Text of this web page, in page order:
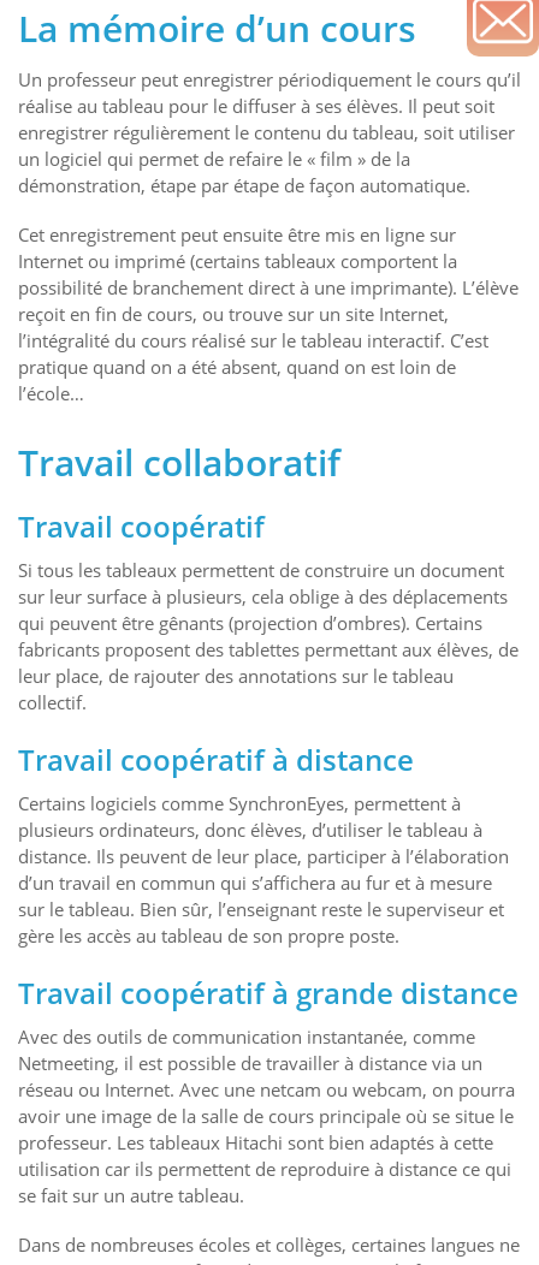
La mémoire d’un cours
Un professeur peut enregistrer périodiquement le cours qu’il
réalise au tableau pour le diffuser à ses élèves. Il peut soit
enregistrer régulièrement le contenu du tableau, soit utiliser
un logiciel qui permet de refaire le « film » de la
démonstration, étape par étape de façon automatique.
Cet enregistrement peut ensuite être mis en ligne sur
Internet ou imprimé (certains tableaux comportent la
possibilité de branchement direct à une imprimante). L’élève
reçoit en fin de cours, ou trouve sur un site Internet,
l’intégralité du cours réalisé sur le tableau interactif. C’est
pratique quand on a été absent, quand on est loin de
l’école…
Travail collaboratif
Travail coopératif
Si tous les tableaux permettent de construire un document
sur leur surface à plusieurs, cela oblige à des déplacements
qui peuvent être gênants (projection d’ombres). Certains
fabricants proposent des tablettes permettant aux élèves, de
leur place, de rajouter des annotations sur le tableau
collectif.
Travail coopératif à distance
Certains logiciels comme SynchronEyes, permettent à
plusieurs ordinateurs, donc élèves, d’utiliser le tableau à
distance. Ils peuvent de leur place, participer à l’élaboration
d’un travail en commun qui s’affichera au fur et à mesure
sur le tableau. Bien sûr, l’enseignant reste le superviseur et
gère les accès au tableau de son propre poste.
Travail coopératif à grande distance
Avec des outils de communication instantanée, comme
Netmeeting, il est possible de travailler à distance via un
réseau ou Internet. Avec une netcam ou webcam, on pourra
avoir une image de la salle de cours principale où se situe le
professeur. Les tableaux Hitachi sont bien adaptés à cette
utilisation car ils permettent de reproduire à distance ce qui
se fait sur un autre tableau.
Dans de nombreuses écoles et collèges, certaines langues ne